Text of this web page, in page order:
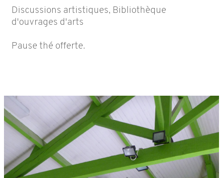
Discussions artistiques, Bibliothèque
d'ouvrages d'arts
Pause thé offerte.